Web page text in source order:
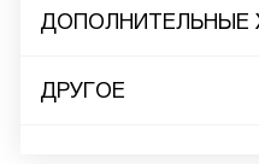
ДОПОЛНИТЕЛЬНЫЕ
ДРУГОЕ